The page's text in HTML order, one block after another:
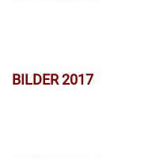
BILDER 2017